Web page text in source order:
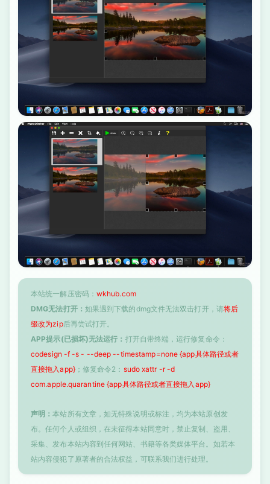
本站统一解压密码： wkhub.com
DMG无法打开： 如果遇到下载的dmg文件无法双击打开，请将后
缀改为zip后再尝试打开。
APP提示(已损坏)无法运行： 打开自带终端，运行修复命令：
codesign -f -s - --deep --timestamp=none {app具体路径或者
直接拖入app}；修复命令2： sudo xattr -r -d
com.apple.quarantine {app具体路径或者直接拖入app}
声明：本站所有文章，如无特殊说明或标注，均为本站原创发
布。任何个人或组织，在未征得本站同意时，禁止复制、盗用、
采集、发布本站内容到任何网站、书籍等各类媒体平台。如若本
站内容侵犯了原著者的合法权益，可联系我们进行处理。